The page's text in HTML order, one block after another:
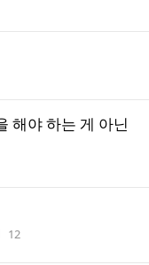
해야 하는 게 아닌
조회수
12